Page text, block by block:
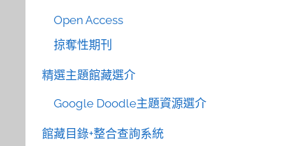
Open Access
掠奪性期刊
精選主題館藏選介
Google Doodle主題資源選介
館藏目錄+整合查詢系統